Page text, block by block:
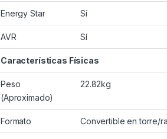
Energy Star Sí
AVR Sí
Características Físicas
Peso
(Aproximado)
22.82kg
Formato Convertible en torre/